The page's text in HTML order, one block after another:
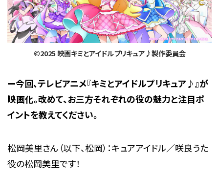
©2025 映画キミとアイドルプリキュア♪製作委員会
ー今回、テレビアニメ『キミとアイドルプリキュア♪』が
映画化。改めて、お三方それぞれの役の魅力と注目ポ
イントを教えてください。
松岡美里さん（以下、松岡）：キュアアイドル／咲良うた
役の松岡美里です！